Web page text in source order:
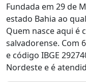
Fundada em 29 de
estado Bahia ao
Quem nasce aqui é
salvadorense. Com
e código IBGE
Nordeste e é